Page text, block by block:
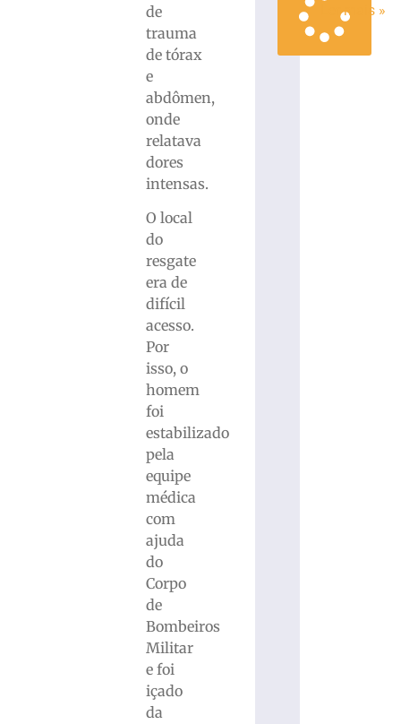
de
trauma
de tórax
e
abdômen,
onde
relatava
dores
intensas.
O local
do
resgate
era de
difícil
acesso.
Por
isso, o
homem
foi
estabilizado
pela
equipe
médica
com
ajuda
do
Corpo
de
Bombeiros
Militar
e foi
içado
da
Ler mais »